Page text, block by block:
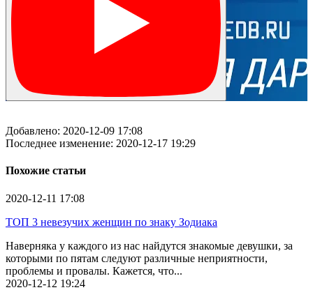
Добавлено: 2020-12-09 17:08
Последнее изменение: 2020-12-17 19:29
Похожие статьи
2020-12-11 17:08
ТОП 3 невезучих женщин по знаку Зодиака
Наверняка у каждого из нас найдутся знакомые девушки, за
которыми по пятам следуют различные неприятности,
проблемы и провалы. Кажется, что...
2020-12-12 19:24